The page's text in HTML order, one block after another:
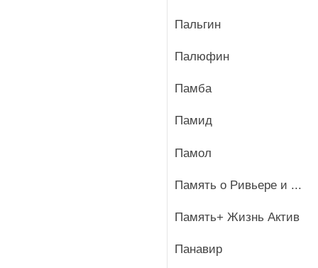
Пальгин
Палюфин
Памба
Памид
Памол
Память о Ривьере и ...
Память+ Жизнь Актив
Панавир